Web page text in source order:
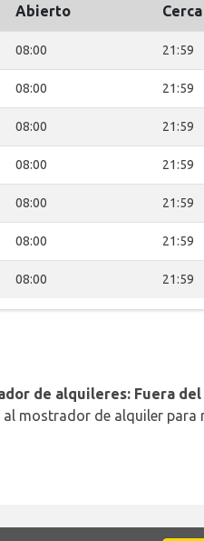
Abierto Cerca
08:00 21:59
08:00 21:59
08:00 21:59
08:00 21:59
08:00 21:59
08:00 21:59
08:00 21:59
de alquileres: Fuera
al mostrador de alquiler para